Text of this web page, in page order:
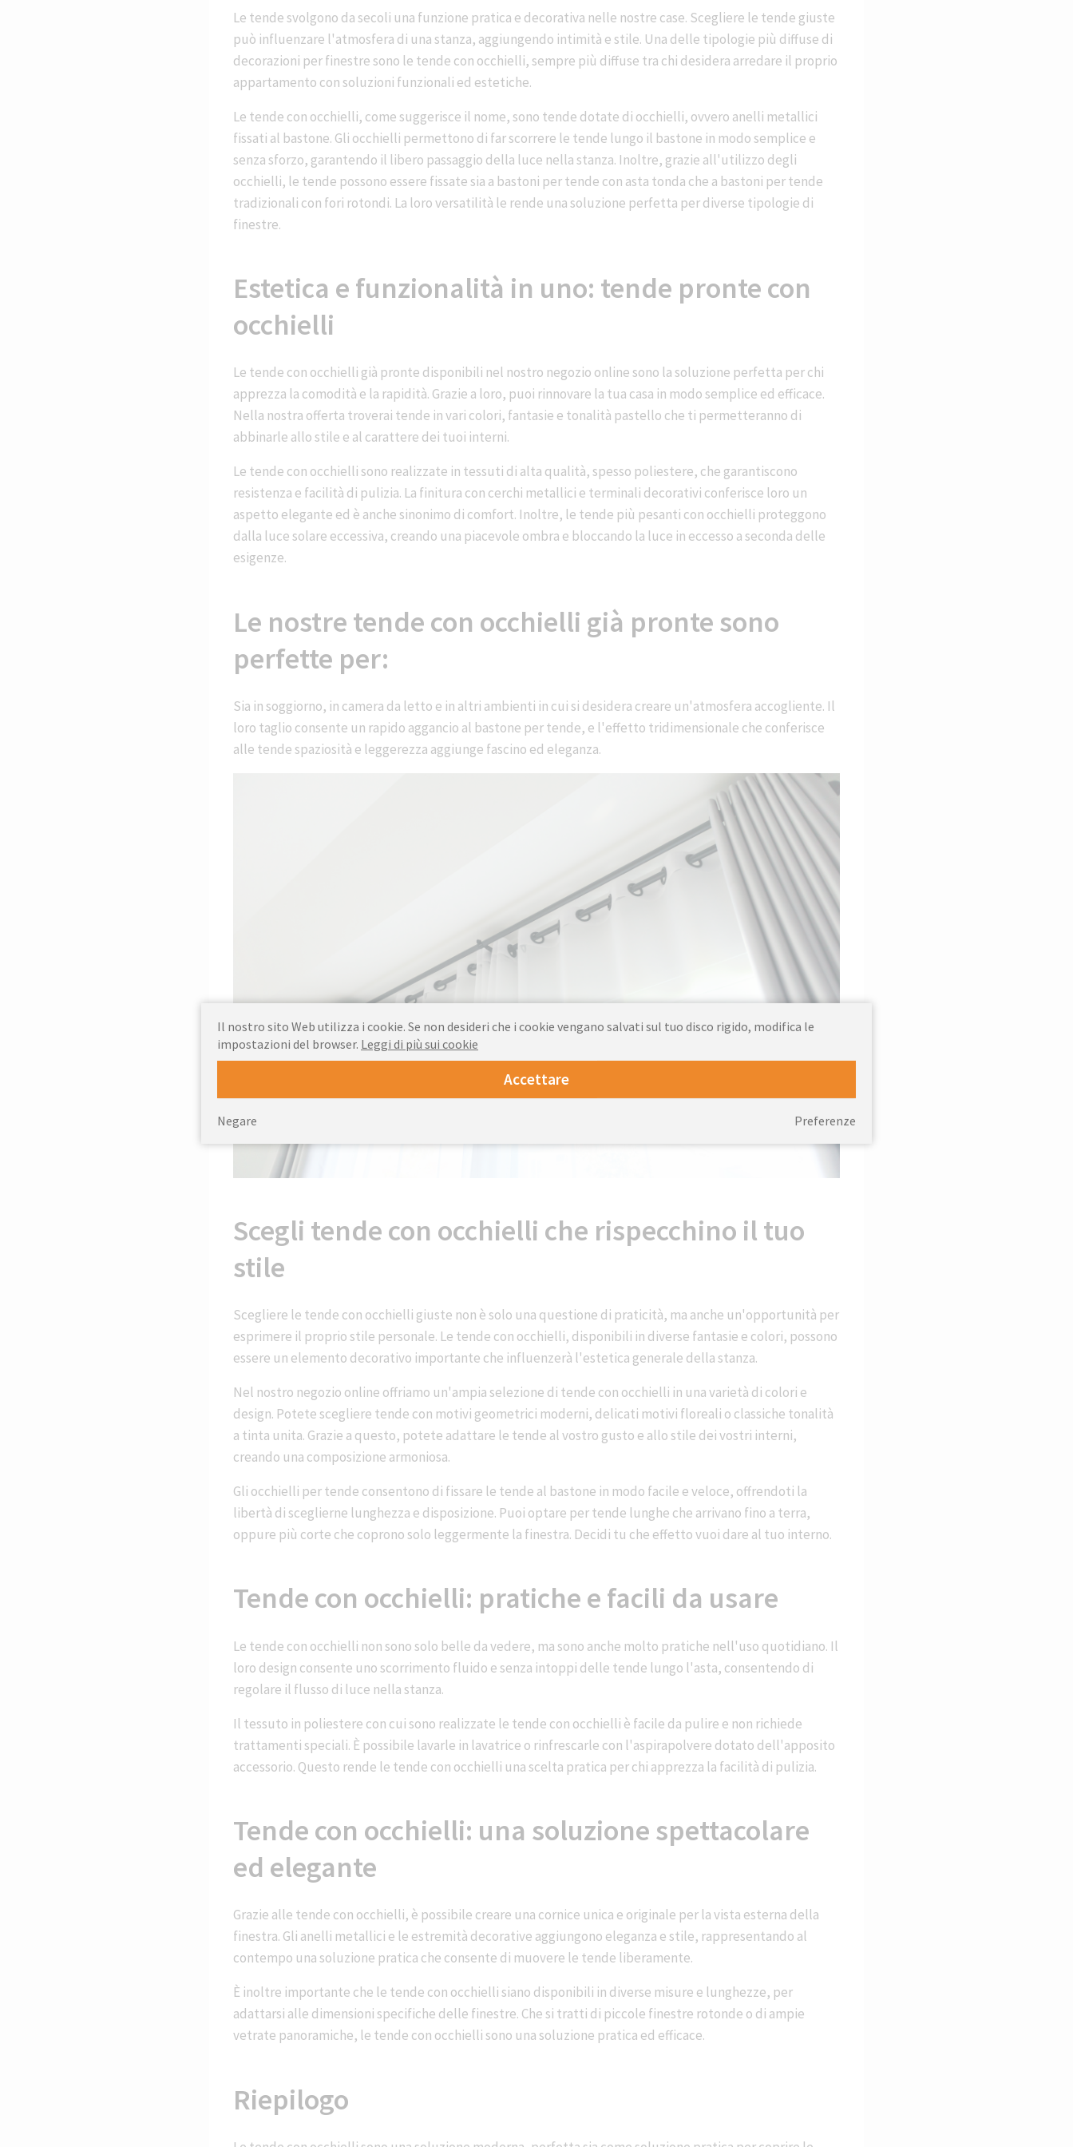
Le tende svolgono da secoli una funzione pratica e decorativa nelle nostre case. Scegliere le tende giuste
può influenzare l'atmosfera di una stanza, aggiungendo intimità e stile. Una delle tipologie più diffuse di
decorazioni per finestre sono le tende con occhielli, sempre più diffuse tra chi desidera arredare il proprio
appartamento con soluzioni funzionali ed estetiche.
Le tende con occhielli, come suggerisce il nome, sono tende dotate di occhielli, ovvero anelli metallici
fissati al bastone. Gli occhielli permettono di far scorrere le tende lungo il bastone in modo semplice e
senza sforzo, garantendo il libero passaggio della luce nella stanza. Inoltre, grazie all'utilizzo degli
occhielli, le tende possono essere fissate sia a bastoni per tende con asta tonda che a bastoni per tende
tradizionali con fori rotondi. La loro versatilità le rende una soluzione perfetta per diverse tipologie di
finestre.
Estetica e funzionalità in uno: tende pronte con
occhielli
Le tende con occhielli già pronte disponibili nel nostro negozio online sono la soluzione perfetta per chi
apprezza la comodità e la rapidità. Grazie a loro, puoi rinnovare la tua casa in modo semplice ed efficace.
Nella nostra offerta troverai tende in vari colori, fantasie e tonalità pastello che ti permetteranno di
abbinarle allo stile e al carattere dei tuoi interni.
Le tende con occhielli sono realizzate in tessuti di alta qualità, spesso poliestere, che garantiscono
resistenza e facilità di pulizia. La finitura con cerchi metallici e terminali decorativi conferisce loro un
aspetto elegante ed è anche sinonimo di comfort. Inoltre, le tende più pesanti con occhielli proteggono
dalla luce solare eccessiva, creando una piacevole ombra e bloccando la luce in eccesso a seconda delle
esigenze.
Le nostre tende con occhielli già pronte sono
perfette per:
Sia in soggiorno, in camera da letto e in altri ambienti in cui si desidera creare un'atmosfera accogliente. Il
loro taglio consente un rapido aggancio al bastone per tende, e l'effetto tridimensionale che conferisce
alle tende spaziosità e leggerezza aggiunge fascino ed eleganza.
Scegli tende con occhielli che rispecchino il tuo
stile
Scegliere le tende con occhielli giuste non è solo una questione di praticità, ma anche un'opportunità per
esprimere il proprio stile personale. Le tende con occhielli, disponibili in diverse fantasie e colori, possono
essere un elemento decorativo importante che influenzerà l'estetica generale della stanza.
Nel nostro negozio online offriamo un'ampia selezione di tende con occhielli in una varietà di colori e
design. Potete scegliere tende con motivi geometrici moderni, delicati motivi floreali o classiche tonalità
a tinta unita. Grazie a questo, potete adattare le tende al vostro gusto e allo stile dei vostri interni,
creando una composizione armoniosa.
Gli occhielli per tende consentono di fissare le tende al bastone in modo facile e veloce, offrendoti la
libertà di sceglierne lunghezza e disposizione. Puoi optare per tende lunghe che arrivano fino a terra,
oppure più corte che coprono solo leggermente la finestra. Decidi tu che effetto vuoi dare al tuo interno.
Tende con occhielli: pratiche e facili da usare
Le tende con occhielli non sono solo belle da vedere, ma sono anche molto pratiche nell'uso quotidiano. Il
loro design consente uno scorrimento fluido e senza intoppi delle tende lungo l'asta, consentendo di
regolare il flusso di luce nella stanza.
Il tessuto in poliestere con cui sono realizzate le tende con occhielli è facile da pulire e non richiede
trattamenti speciali. È possibile lavarle in lavatrice o rinfrescarle con l'aspirapolvere dotato dell'apposito
accessorio. Questo rende le tende con occhielli una scelta pratica per chi apprezza la facilità di pulizia.
Tende con occhielli: una soluzione spettacolare
ed elegante
Grazie alle tende con occhielli, è possibile creare una cornice unica e originale per la vista esterna della
finestra. Gli anelli metallici e le estremità decorative aggiungono eleganza e stile, rappresentando al
contempo una soluzione pratica che consente di muovere le tende liberamente.
È inoltre importante che le tende con occhielli siano disponibili in diverse misure e lunghezze, per
adattarsi alle dimensioni specifiche delle finestre. Che si tratti di piccole finestre rotonde o di ampie
vetrate panoramiche, le tende con occhielli sono una soluzione pratica ed efficace.
Riepilogo
Il nostro sito Web utilizza i cookie. Se non desideri che i cookie vengano salvati sul tuo disco rigido, modifica le
impostazioni del browser. Leggi di più sui cookie
Accettare
Preferenze
Negare